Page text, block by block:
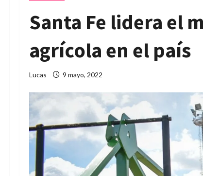
Santa Fe lidera el
agrícola en el país
Lucas 9 mayo, 2022